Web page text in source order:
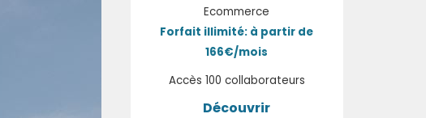
Ecommerce
Forfait illimité: à partir de
166€/mois
Accès 100 collaborateurs
Découvrir